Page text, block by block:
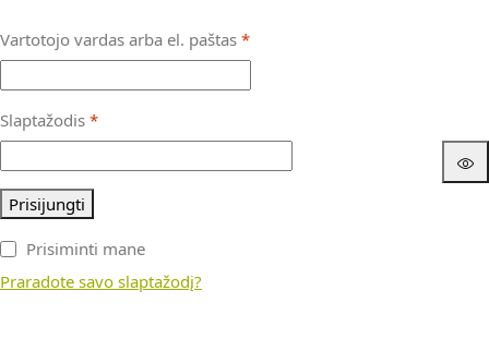
Vartotojo vardas arba el. paštas *Privalomas
Slaptažodis *Privalomas
Prisijungti
Prisiminti mane
Praradote savo slaptažodį?